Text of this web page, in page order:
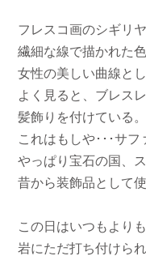
フレスコ画のシギリヤ
繊細な線で描かれた
女性の美しい曲線と
よく見ると、ブレス
髪飾りを付けている
これはもしや･･･サフ
やっぱり宝石の国、
昔から装飾品として
この日はいつもより
岩にただ打ち付けら